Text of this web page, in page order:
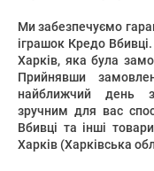
Ми забезпечуємо
іграшок Кредо
Харків, яка була
Прийнявши
найближчий день
зручним для вас
Вбивці та інші
Харків (Харківська